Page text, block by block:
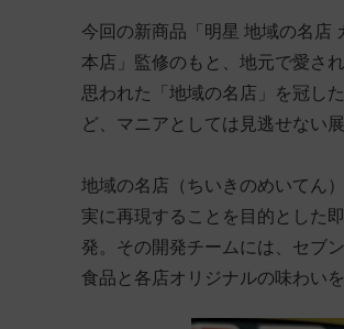
今回の新商品「明星 地域の名店
本店」監修のもと、地元で愛さ
思われた「地域の名店」を冠し
ど、マニアとしては見逃せない
地域の名店（ちいきのめいてん
実に再現することを目的とした
発。その開発チームには、セブ
食品と各店オリジナルの味わい